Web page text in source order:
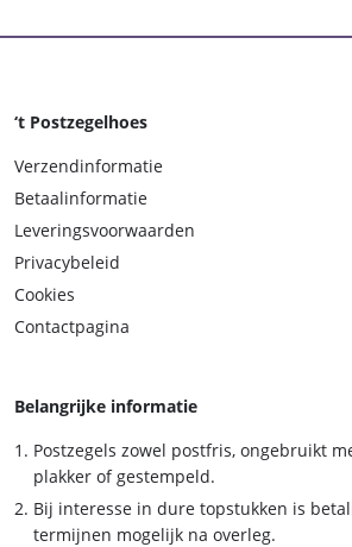
‘t Postzegelhoes
Verzendinformatie
Betaalinformatie
Leveringsvoorwaarden
Privacybeleid
Cookies
Contactpagina
Belangrijke informatie
Postzegels zowel postfris, ongebruikt
plakker of gestempeld.
Bij interesse in dure topstukken is
termijnen mogelijk na overleg.